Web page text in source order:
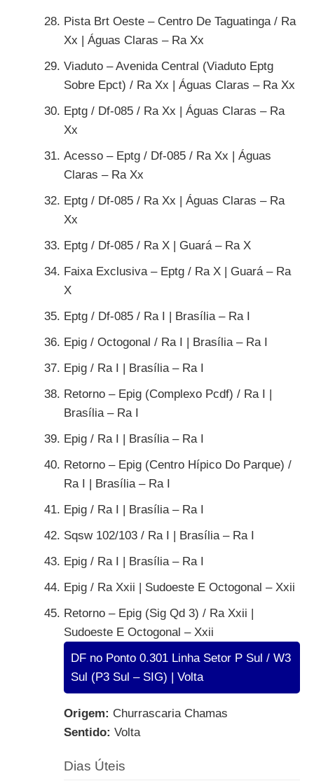
Pista Brt Oeste – Centro De Taguatinga / Ra
Xx | Águas Claras – Ra Xx
Viaduto – Avenida Central (Viaduto Eptg
Sobre Epct) / Ra Xx | Águas Claras – Ra Xx
Eptg / Df-085 / Ra Xx | Águas Claras – Ra
Xx
Acesso – Eptg / Df-085 / Ra Xx | Águas
Claras – Ra Xx
Eptg / Df-085 / Ra Xx | Águas Claras – Ra
Xx
Eptg / Df-085 / Ra X | Guará – Ra X
Faixa Exclusiva – Eptg / Ra X | Guará – Ra
X
Eptg / Df-085 / Ra I | Brasília – Ra I
Epig / Octogonal / Ra I | Brasília – Ra I
Epig / Ra I | Brasília – Ra I
Retorno – Epig (Complexo Pcdf) / Ra I |
Brasília – Ra I
Epig / Ra I | Brasília – Ra I
Retorno – Epig (Centro Hípico Do Parque) /
Ra I | Brasília – Ra I
Epig / Ra I | Brasília – Ra I
Sqsw 102/103 / Ra I | Brasília – Ra I
Epig / Ra I | Brasília – Ra I
Epig / Ra Xxii | Sudoeste E Octogonal – Xxii
Retorno – Epig (Sig Qd 3) / Ra Xxii |
Sudoeste E Octogonal – Xxii
DF no Ponto 0.301 Linha Setor P Sul / W3
Sul (P3 Sul – SIG) | Volta
Origem: Churrascaria Chamas
Sentido: Volta
Dias Úteis